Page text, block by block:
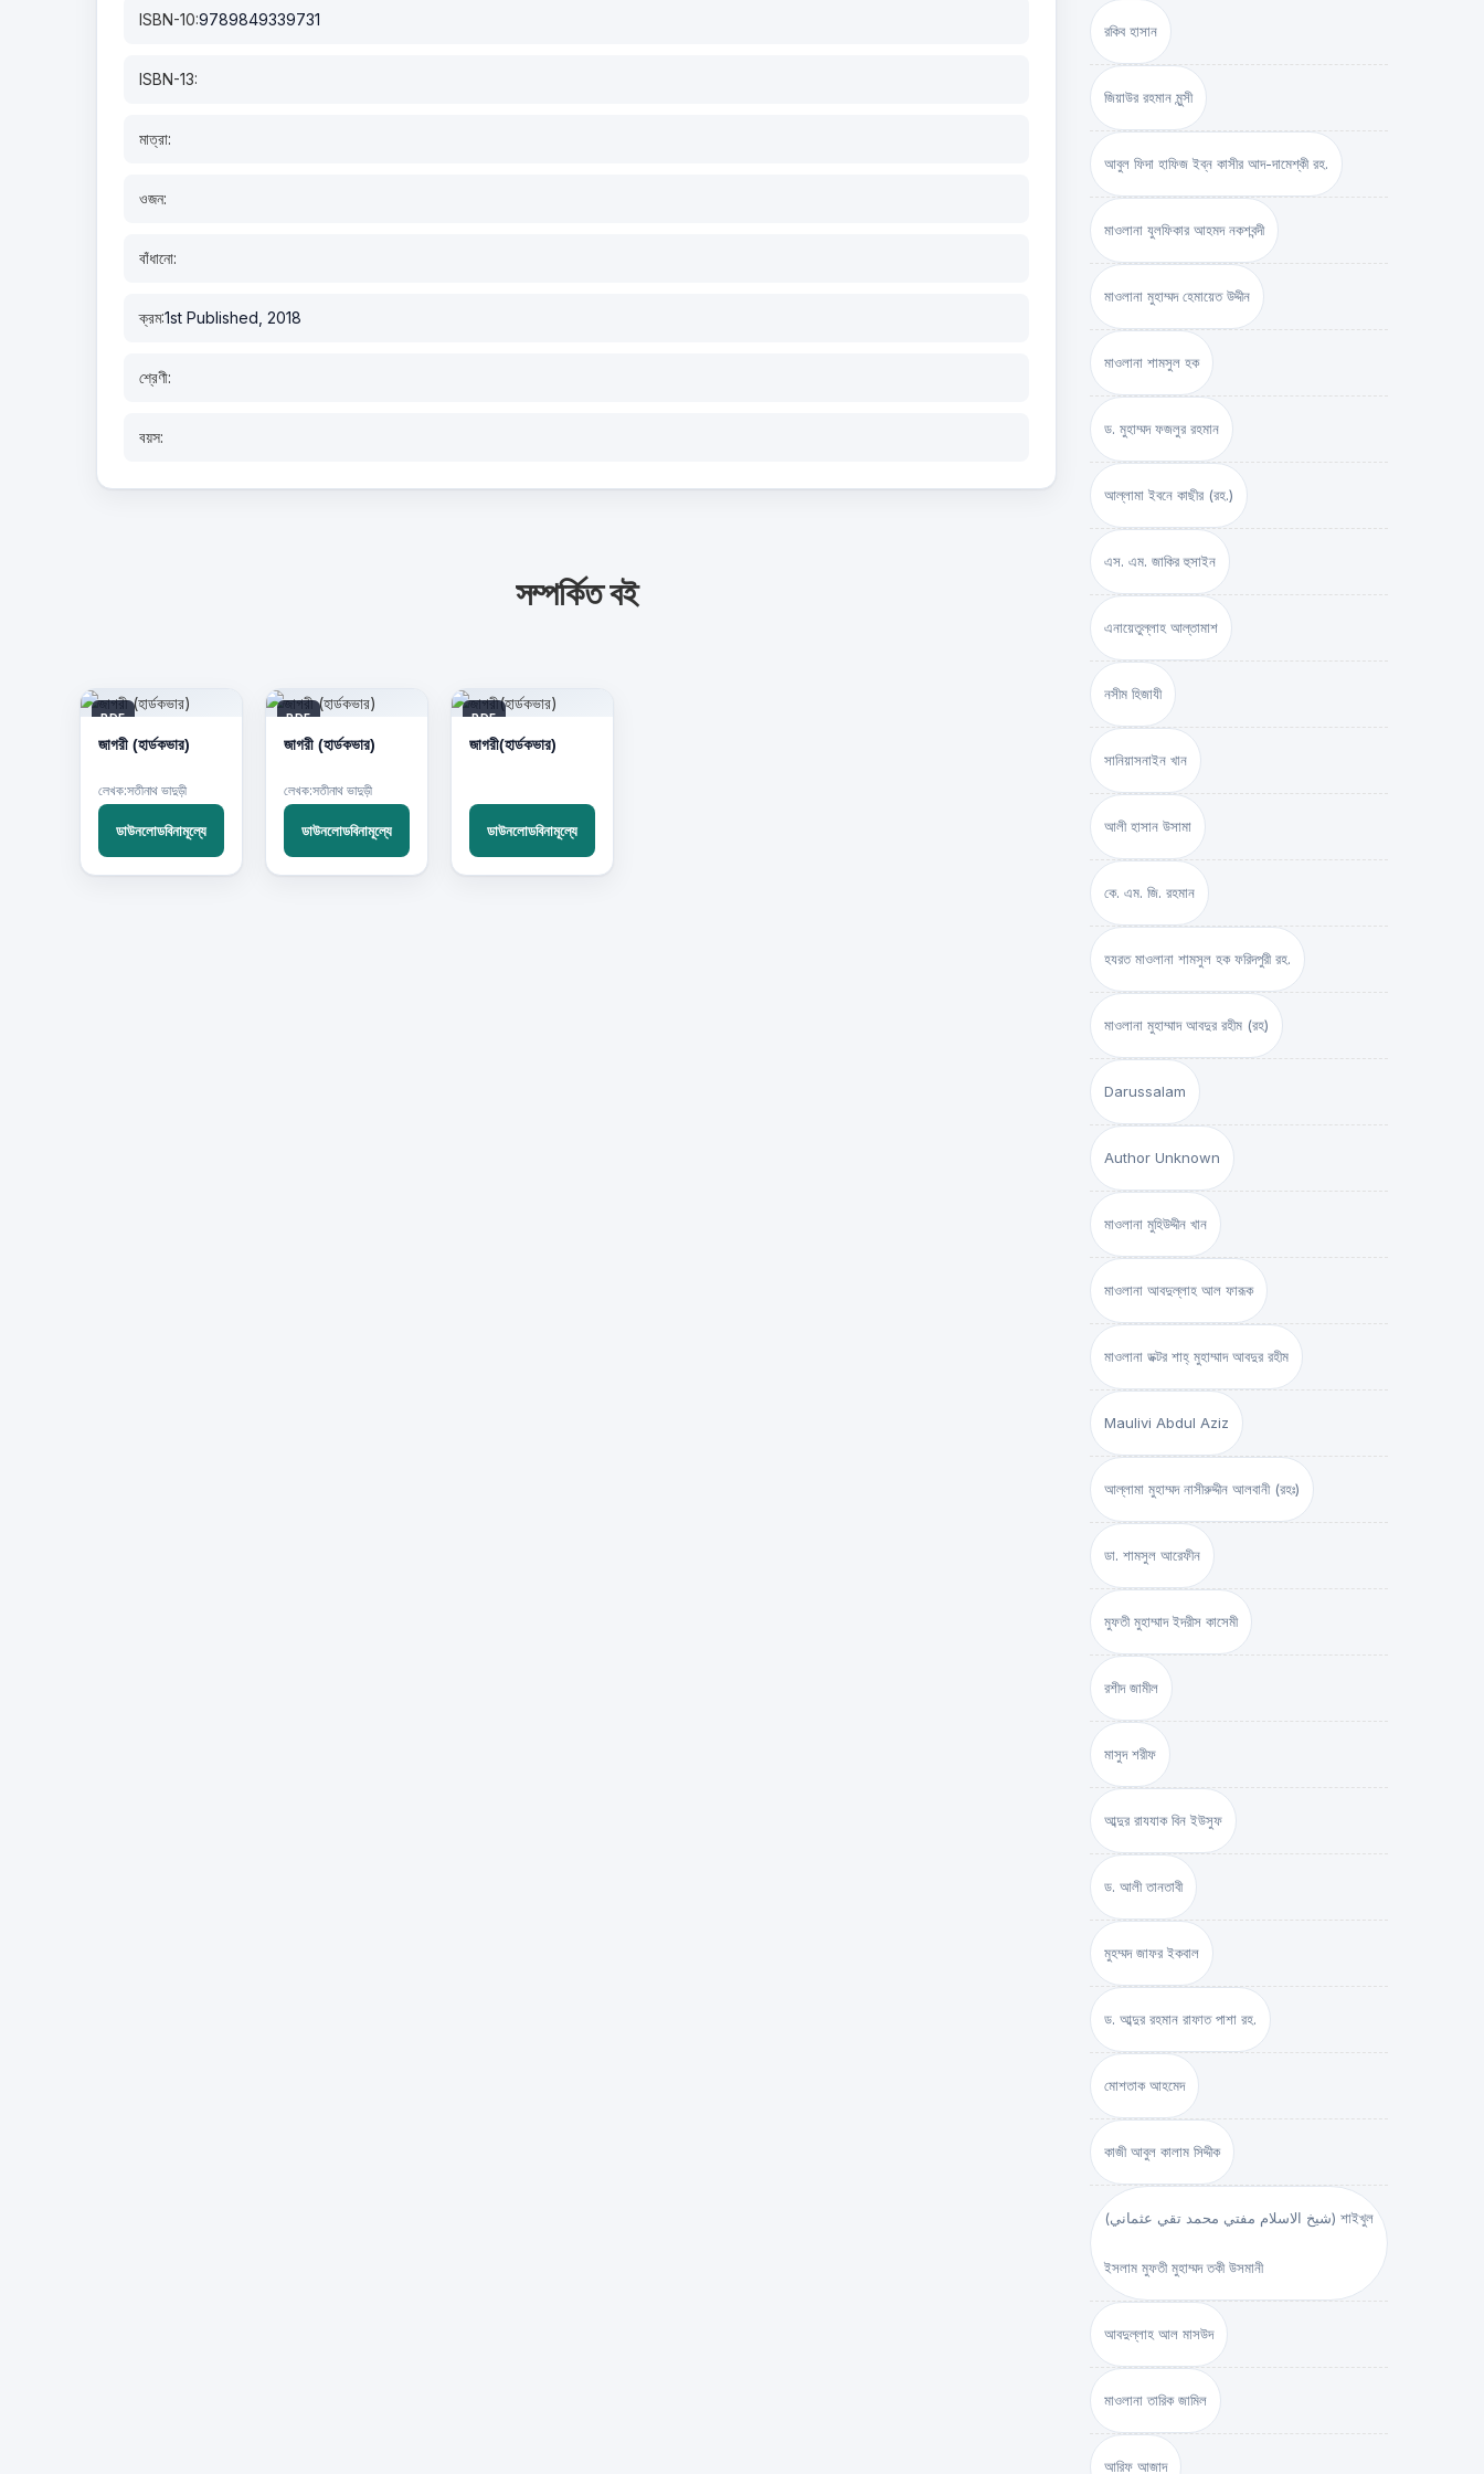
ISBN-10:9789849339731
ISBN-13:
মাত্রা:
ওজন:
বাঁধানো:
ক্রম:1st Published, 2018
শ্রেণী:
বয়স:
সম্পর্কিত বই
PDF
জাগরী (হার্ডকভার)
লেখক:সতীনাথ ভাদুড়ী
ডাউনলোডবিনামূল্যে
PDF
জাগরী (হার্ডকভার)
লেখক:সতীনাথ ভাদুড়ী
ডাউনলোডবিনামূল্যে
PDF
জাগরী(হার্ডকভার)
ডাউনলোডবিনামূল্যে
রকিব হাসান
জিয়াউর রহমান মুন্সী
আবুল ফিদা হাফিজ ইব্‌ন কাসীর আদ-দামেশ্‌কী রহ.
মাওলানা যুলফিকার আহমদ নকশবন্দী
মাওলানা মুহাম্মদ হেমায়েত উদ্দীন
মাওলানা শামসুল হক
ড. মুহাম্মদ ফজলুর রহমান
আল্লামা ইবনে কাছীর (রহ.)
এস. এম. জাকির হুসাইন
এনায়েতুল্লাহ আল্‌তামাশ
নসীম হিজাযী
সানিয়াসনাইন খান
আলী হাসান উসামা
কে. এম. জি. রহমান
হযরত মাওলানা শামসুল হক ফরিদপুরী রহ.
মাওলানা মুহাম্মাদ আবদুর রহীম (রহ)
Darussalam
Author Unknown
মাওলানা মুহিউদ্দীন খান
মাওলানা আবদুল্লাহ আল ফারূক
মাওলানা ডক্টর শাহ্‌ মুহাম্মাদ আবদুর রহীম
Maulivi Abdul Aziz
আল্লামা মুহাম্মদ নাসীরুদ্দীন আলবানী (রহঃ)
ডা. শামসুল আরেফীন
মুফতী মুহাম্মাদ ইদরীস কাসেমী
রশীদ জামীল
মাসুদ শরীফ
আব্দুর রাযযাক বিন ইউসুফ
ড. আলী তানতাবী
মুহম্মদ জাফর ইকবাল
ড. আব্দুর রহমান রাফাত পাশা রহ.
মোশতাক আহমেদ
কাজী আবুল কালাম সিদ্দীক
(شيخ الاسلام مفتي محمد تقي عثماني) শাইখুল
ইসলাম মুফতী মুহাম্মদ তকী উসমানী
আবদুল্লাহ আল মাসউদ
মাওলানা তারিক জামিল
আরিফ আজাদ